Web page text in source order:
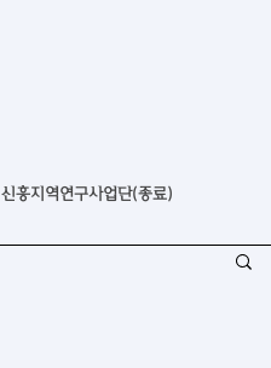
신흥지역연구사업단(종료)